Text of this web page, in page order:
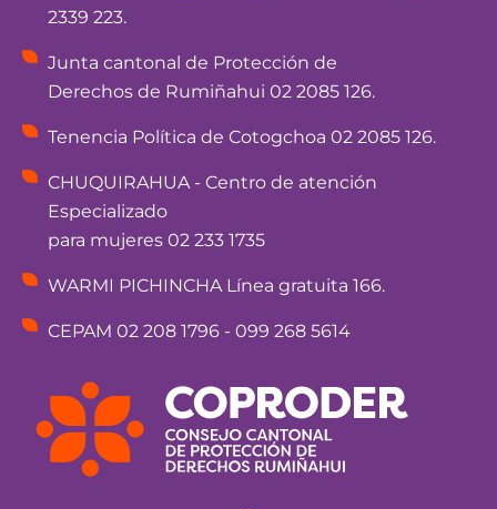
2339 223.
Junta cantonal de Protección de
Derechos de Rumiñahui 02 2085 126.
Tenencia Política de Cotogchoa 02 2085 126.
CHUQUIRAHUA - Centro de atención
Especializado
para mujeres 02 233 1735
WARMI PICHINCHA Línea gratuita 166.
CEPAM 02 208 1796 - 099 268 5614